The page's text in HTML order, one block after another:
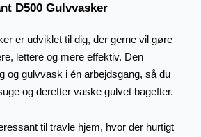
D500 Gulvvasker
er udviklet til dig, der gerne vil gøre
lettere og mere effektiv. Den
og gulvvask i én arbejdsgang, så du
og derefter vaske gulvet bagefter.
til travle hjem, hvor der hurtigt